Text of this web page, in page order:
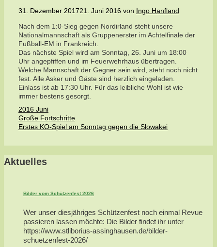
31. Dezember 201721. Juni 2016 von Ingo Hanfland
Nach dem 1:0-Sieg gegen Nordirland steht unsere
Nationalmannschaft als Gruppenerster im Achtelfinale der
Fußball-EM in Frankreich.
Das nächste Spiel wird am Sonntag, 26. Juni um 18:00
Uhr angepfiffen und im Feuerwehrhaus übertragen.
Welche Mannschaft der Gegner sein wird, steht noch nicht
fest. Alle Asker und Gäste sind herzlich eingeladen.
Einlass ist ab 17:30 Uhr. Für das leibliche Wohl ist wie
immer bestens gesorgt.
Kategorien
2016 Juni
Große Fortschritte
Erstes KO-Spiel am Sonntag gegen die Slowakei
Aktuelles
Bilder vom Schützenfest 2026
Wer unser diesjähriges Schützenfest noch einmal Revue
passieren lassen möchte: Die Bilder findet ihr unter
https://www.stliborius-assinghausen.de/bilder-
schuetzenfest-2026/